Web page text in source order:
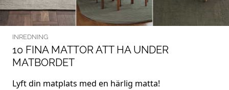
INREDNING
10 FINA MATTOR ATT HA UNDER
MATBORDET
Lyft din matplats med en härlig matta!